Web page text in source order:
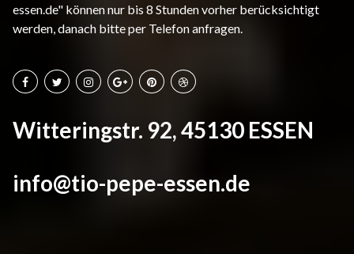
essen.de" können nur bis 8 Stunden vorher berücksichtigt
werden, danach bitte per Telefon anfragen.
Witteringstr. 92, 45130 ESSEN
info@tio-pepe-essen.de